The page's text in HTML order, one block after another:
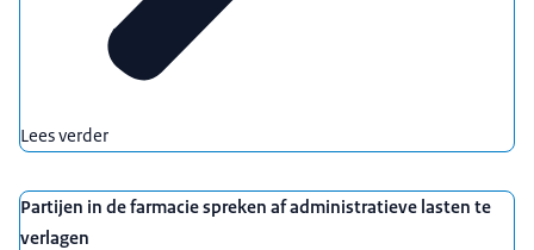
Lees verder
Partijen in de farmacie spreken af administratieve lasten te
verlagen